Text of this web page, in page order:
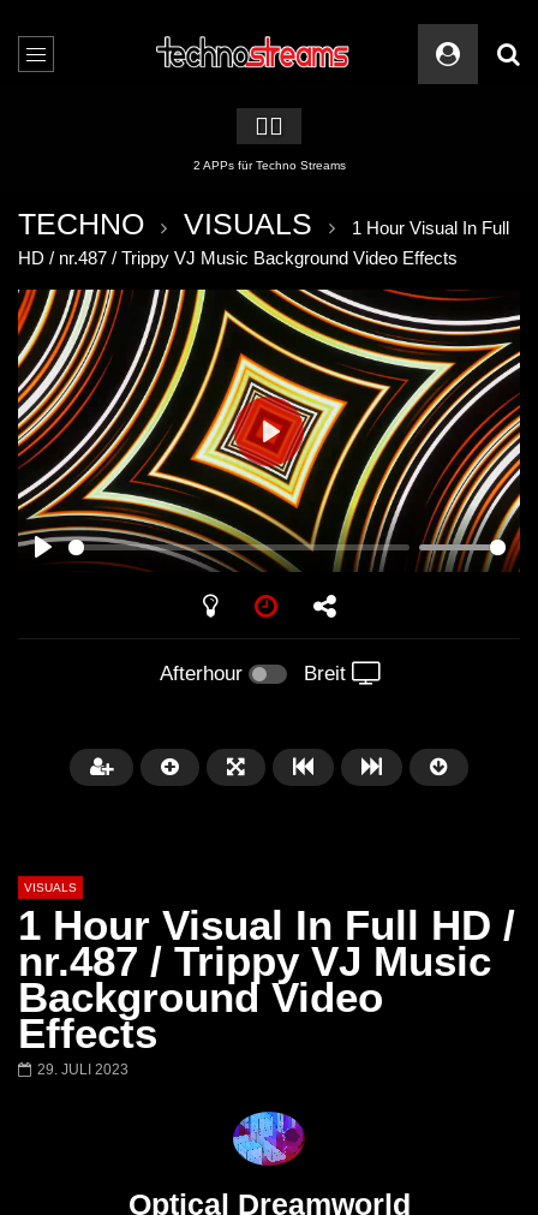
🏳️‍🌈
2 APPs für Techno Streams
TECHNO VISUALS
1 Hour Visual In Full
HD / nr.487 / Trippy VJ Music Background Video Effects
PLAY
Afterhour Breit
Später
01:20:20
Techno Mix December 2023
ANDATA | Adam Beyer | Thomas
Schumacher | Space 92 | UMEK |
01:02:33
VISUALS
1 Hour Visual In Full HD /
nr.487 / Trippy VJ Music
Background Video
Effects
29. JULI 2023
Optical Dreamworld